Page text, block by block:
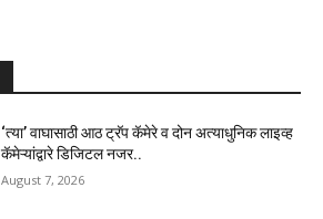
‘त्या’ वाघासाठी आठ ट्रॅप कॅमेरे व दोन अत्याधुनिक लाइव्ह
कॅमेऱ्यांद्वारे डिजिटल नजर..
August 7, 2026